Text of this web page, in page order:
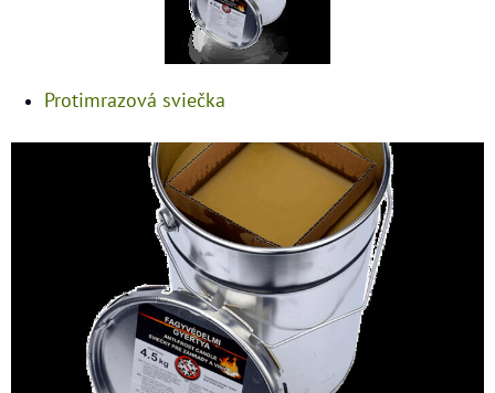
Protimrazová sviečka